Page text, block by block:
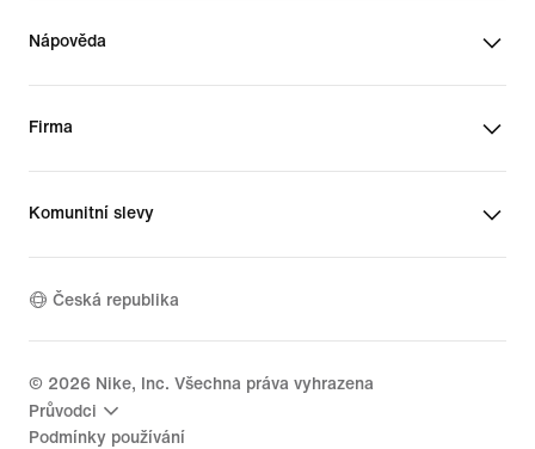
Nápověda
Firma
Komunitní slevy
Česká republika
© 2026 Nike, Inc. Všechna práva vyhrazena
Průvodci
Podmínky používání